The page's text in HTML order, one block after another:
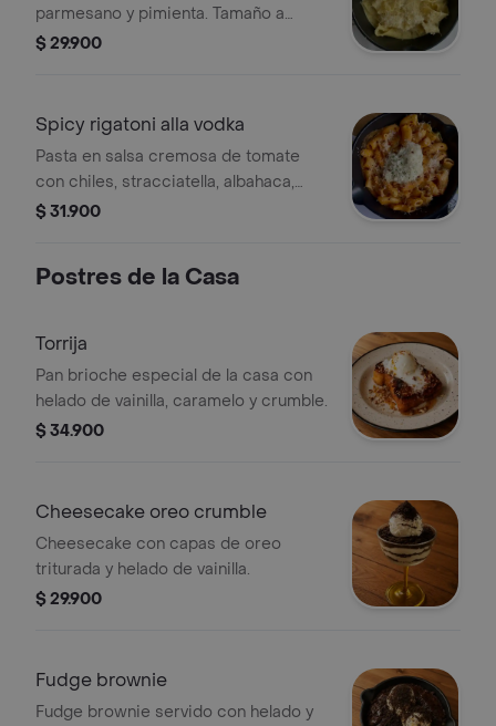
parmesano y pimienta. Tamaño a
elegir.
$ 29.900
Spicy rigatoni alla vodka
Pasta en salsa cremosa de tomate
con chiles, stracciatella, albahaca,
parmessano y tamaño a elegir.
$ 31.900
Postres de la Casa
Torrija
Pan brioche especial de la casa con
helado de vainilla, caramelo y crumble.
$ 34.900
Cheesecake oreo crumble
Cheesecake con capas de oreo
triturada y helado de vainilla.
$ 29.900
Fudge brownie
Fudge brownie servido con helado y